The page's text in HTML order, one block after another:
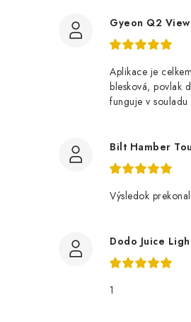
Aplikace je
blesková, povlak
funguje v souladu
Výsledok
1